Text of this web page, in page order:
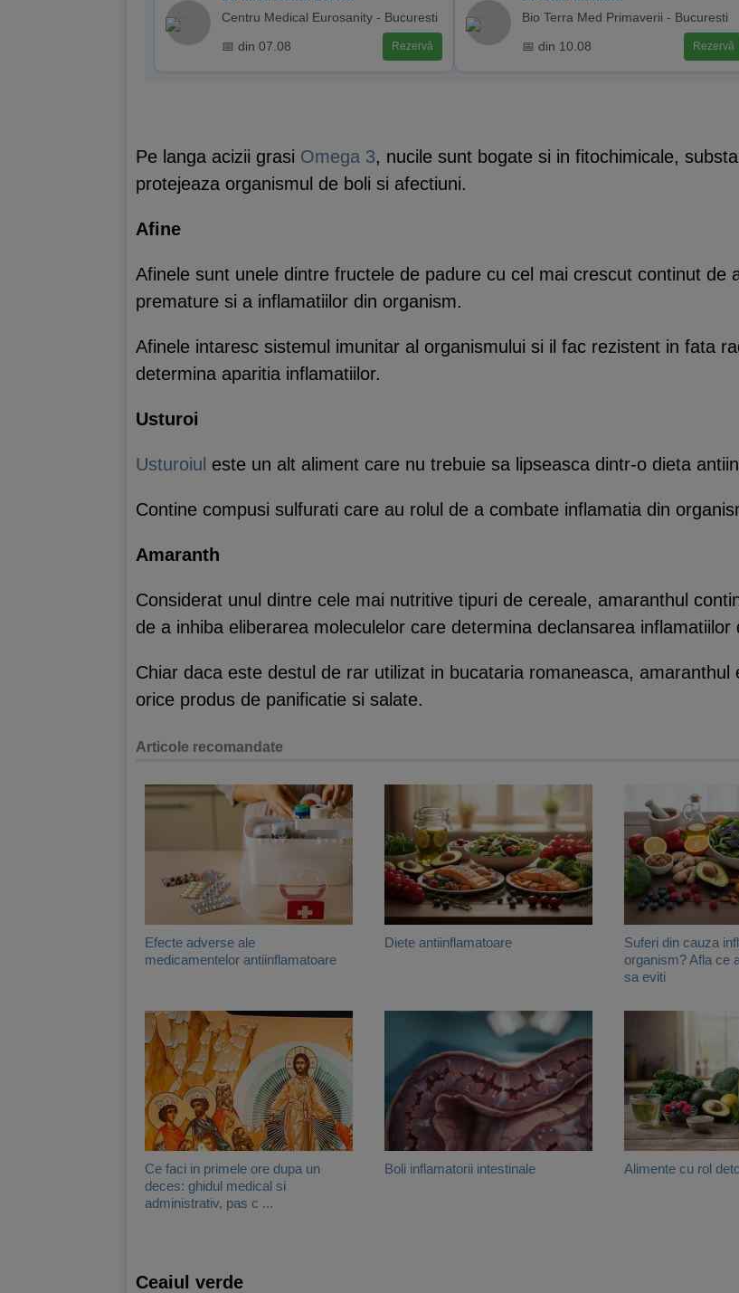
Centru Medical Eurosanity - Bucuresti
📅 din 07.08 Rezervă
Bio Terra Med Primaverii - Bucuresti
📅 din 10.08 Rezervă
Pe langa acizii grasi Omega 3, nucile sunt bogate si in fitochimicale,
protejeaza organismul de boli si afectiuni.
Afine
Afinele sunt unele dintre fructele de padure cu cel mai crescut continut de
premature si a inflamatiilor din organism.
Afinele intaresc sistemul imunitar al organismului si il fac rezistent in fata
determina aparitia inflamatiilor.
Usturoi
Usturoiul este un alt aliment care nu trebuie sa lipseasca dintr-o dieta
Contine compusi sulfurati care au rolul de a combate inflamatia din
Amaranth
Considerat unul dintre cele mai nutritive tipuri de cereale, amaranthul
de a inhiba eliberarea moleculelor care determina declansarea inflamatiilor
Chiar daca este destul de rar utilizat in bucataria romaneasca,
orice produs de panificatie si salate.
Articole recomandate
Efecte adverse ale
medicamentelor antiinflamatoare
Diete antiinflamatoare
Suferi din cauza
organism? Afla ce
sa eviti
Ce faci in primele ore dupa un
deces: ghidul medical si
administrativ, pas c ...
Boli inflamatorii intestinale Alimente cu rol
Ceaiul verde